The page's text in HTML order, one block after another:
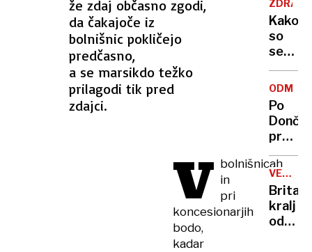
že zdaj občasno zgodi,
da čakajoče iz
bolnišnic pokličejo
predčasno,
a se marsikdo težko
prilagodi tik pred
zdajci.
V bolnišnicah
in
pri
koncesionarjih
bodo,
kadar
voda
Kako
so
se
cilji
vlade
Po
Karma
je
psica,
Nico
pa
njen
VELIKA
kralj